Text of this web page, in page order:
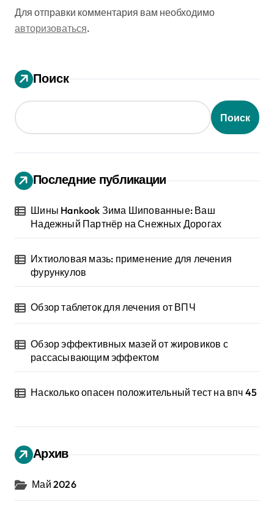
Для отправки комментария вам необходимо
авторизоваться.
Поиск
Поиск
Последние публикации
Шины Hankook Зима Шипованные: Ваш
Надежный Партнёр на Снежных Дорогах
Ихтиоловая мазь: применение для лечения
фурункулов
Обзор таблеток для лечения от ВПЧ
Обзор эффективных мазей от жировиков с
рассасывающим эффектом
Насколько опасен положительный тест на впч 45
Архив
Май 2026